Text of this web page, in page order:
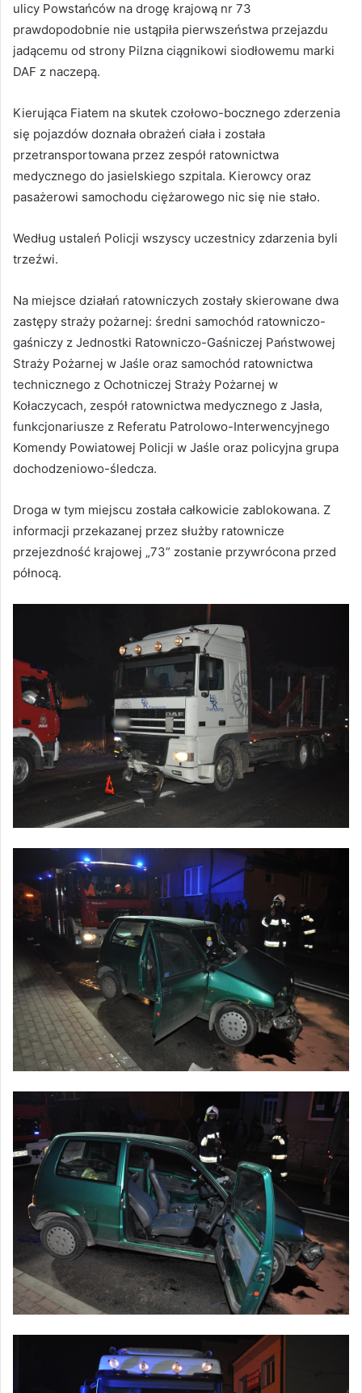
ulicy Powstańców na drogę krajową nr 73
prawdopodobnie nie ustąpiła pierwszeństwa przejazdu
jadącemu od strony Pilzna ciągnikowi siodłowemu marki
DAF z naczepą.
Kierująca Fiatem na skutek czołowo-bocznego zderzenia
się pojazdów doznała obrażeń ciała i została
przetransportowana przez zespół ratownictwa
medycznego do jasielskiego szpitala. Kierowcy oraz
pasażerowi samochodu ciężarowego nic się nie stało.
Według ustaleń Policji wszyscy uczestnicy zdarzenia byli
trzeźwi.
Na miejsce działań ratowniczych zostały skierowane dwa
zastępy straży pożarnej: średni samochód ratowniczo-
gaśniczy z Jednostki Ratowniczo-Gaśniczej Państwowej
Straży Pożarnej w Jaśle oraz samochód ratownictwa
technicznego z Ochotniczej Straży Pożarnej w
Kołaczycach, zespół ratownictwa medycznego z Jasła,
funkcjonariusze z Referatu Patrolowo-Interwencyjnego
Komendy Powiatowej Policji w Jaśle oraz policyjna grupa
dochodzeniowo-śledcza.
Droga w tym miejscu została całkowicie zablokowana. Z
informacji przekazanej przez służby ratownicze
przejezdność krajowej „73” zostanie przywrócona przed
północą.